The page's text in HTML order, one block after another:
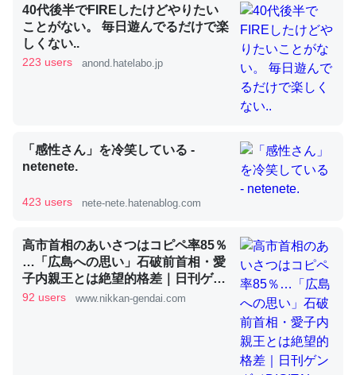
昆虫ってカルシウム少ないのか。知らんかった。調べたら
コオロギのカルシウム分はエビの600分の1程度。
論文では「淡水はカルシウムも酸素も不足してて両方に不
利だから両方が拮抗してるのでは」とあって面白い。海に
いる鋏角類（カブトガニ・ウミグモ）はカルシウムを使わ
ずキチンを強化してる筈だが、酵素が違うのか？
─ニュース :: 【研究発表】昆虫学の大問題＝「昆虫はなぜ海にいな
40代後半でFIREしたけどやりたい
ことがない。 毎日遊んでるだけで楽
しくない..
223 users anond.hatelabo.jp
「感性さん」を冷笑している -
netenete.
423 users nete-nete.hatenablog.com
高市首相のあいさつはコピペ率85％
…「広島への思い」石破前首相・愛
子内親王とは絶望的格差｜日刊ゲン
ダイDIGITAL
92 users www.nikkan-gendai.com